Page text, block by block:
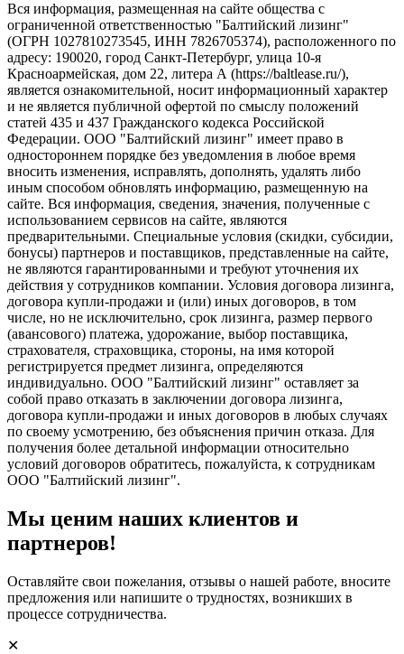
Вся информация, размещенная на сайте общества с
ограниченной ответственностью "Балтийский лизинг"
(ОГРН 1027810273545, ИНН 7826705374), расположенного по
адресу: 190020, город Санкт-Петербург, улица 10-я
Красноармейская, дом 22, литера А (https://baltlease.ru/),
является ознакомительной, носит информационный характер
и не является публичной офертой по смыслу положений
статей 435 и 437 Гражданского кодекса Российской
Федерации. ООО "Балтийский лизинг" имеет право в
одностороннем порядке без уведомления в любое время
вносить изменения, исправлять, дополнять, удалять либо
иным способом обновлять информацию, размещенную на
сайте. Вся информация, сведения, значения, полученные с
использованием сервисов на сайте, являются
предварительными. Специальные условия (скидки, субсидии,
бонусы) партнеров и поставщиков, представленные на сайте,
не являются гарантированными и требуют уточнения их
действия у сотрудников компании. Условия договора лизинга,
договора купли-продажи и (или) иных договоров, в том
числе, но не исключительно, срок лизинга, размер первого
(авансового) платежа, удорожание, выбор поставщика,
страхователя, страховщика, стороны, на имя которой
регистрируется предмет лизинга, определяются
индивидуально. ООО "Балтийский лизинг" оставляет за
собой право отказать в заключении договора лизинга,
договора купли-продажи и иных договоров в любых случаях
по своему усмотрению, без объяснения причин отказа. Для
получения более детальной информации относительно
условий договоров обратитесь, пожалуйста, к сотрудникам
ООО "Балтийский лизинг".
Мы ценим наших клиентов и
партнеров!
Оставляйте свои пожелания, отзывы о нашей работе, вносите
предложения или напишите о трудностях, возникших в
процессе сотрудничества.
✕